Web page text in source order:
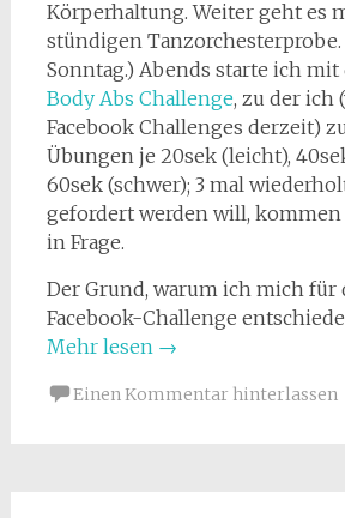
Körperhaltung. Weiter geht es
stündigen Tanzorchesterprobe.
Sonntag.) Abends starte ich mit
Body Abs Challenge, zu der ich
Facebook Challenges derzeit)
Übungen je 20sek (leicht),
60sek (schwer); 3 mal
gefordert werden will,
in Frage.
Der Grund, warum ich mich für
Facebook-Challenge
Mehr lesen →
Einen Kommentar hinterlassen